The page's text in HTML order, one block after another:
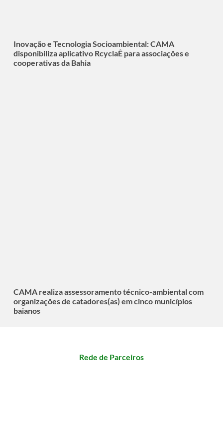
Inovação e Tecnologia Socioambiental: CAMA
disponibiliza aplicativo RcyclaÊ para associações e
cooperativas da Bahia
CAMA realiza assessoramento técnico-ambiental com
organizações de catadores(as) em cinco municípios
baianos
Rede de Parceiros